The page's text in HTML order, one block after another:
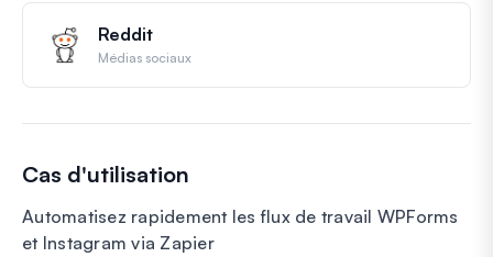
Reddit
Médias sociaux
Cas d'utilisation
Automatisez rapidement les flux de travail WPForms
et Instagram via Zapier